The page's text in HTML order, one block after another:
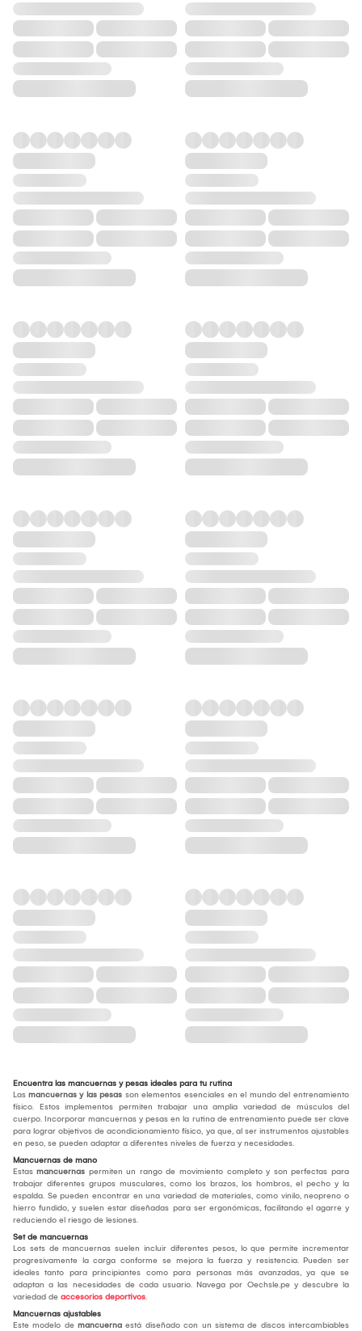
Encuentra las mancuernas y pesas ideales para tu rutina
Las mancuernas y las pesas son elementos esenciales en el mundo del entrenamiento
físico. Estos implementos permiten trabajar una amplia variedad de músculos del
cuerpo. Incorporar mancuernas y pesas en la rutina de entrenamiento puede ser clave
para lograr objetivos de acondicionamiento físico, ya que, al ser instrumentos ajustables
en peso, se pueden adaptar a diferentes niveles de fuerza y necesidades.
Mancuernas de mano
Estas mancuernas permiten un rango de movimiento completo y son perfectas para
trabajar diferentes grupos musculares, como los brazos, los hombros, el pecho y la
espalda. Se pueden encontrar en una variedad de materiales, como vinilo, neopreno o
hierro fundido, y suelen estar diseñadas para ser ergonómicas, facilitando el agarre y
reduciendo el riesgo de lesiones.
Set de mancuernas
Los sets de mancuernas suelen incluir diferentes pesos, lo que permite incrementar
progresivamente la carga conforme se mejora la fuerza y resistencia. Pueden ser
ideales tanto para principiantes como para personas más avanzadas, ya que se
adaptan a las necesidades de cada usuario. Navega por Oechsle.pe y descubre la
variedad de accesorios deportivos.
Mancuernas ajustables
Este modelo de mancuerna está diseñado con un sistema de discos intercambiables